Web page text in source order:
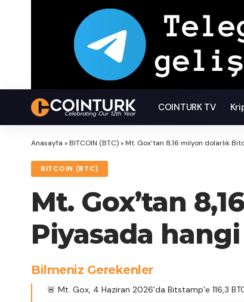
COINTURK TV
Anasayfa »BITCOIN (BTC)»Mt. Gox’tan 8,16 milyon dolarlık
BITCOIN (BTC)
Mt. Gox’tan
Piyasada hangi
Bilmeniz Gerekenler
🚨 Mt. Gox, 4 Haziran 2026’da Bitstamp’e 116,3